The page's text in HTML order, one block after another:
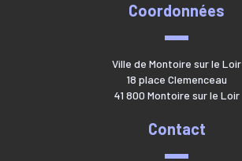
Coordonnées
Ville de Montoire sur le Loir
18 place Clemenceau
41 800 Montoire sur le Loir
Contact